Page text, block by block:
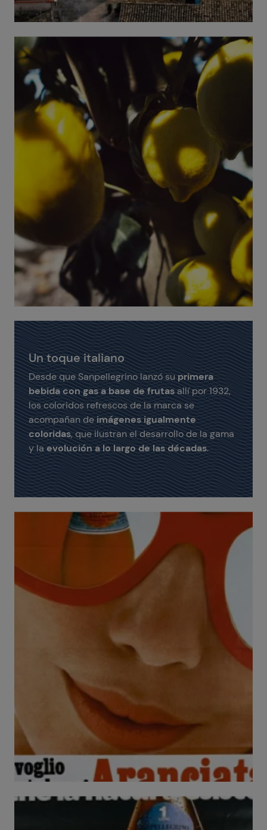
Un toque italiano
Desde que Sanpellegrino lanzó suprimera
bebida con gas a base de frutasallí por 1932,
los coloridos refrescos de la marca se
acompañan deimágenes igualmente
coloridas, que ilustran el desarrollo de la gama
y laevolución a lo largo de las décadas.